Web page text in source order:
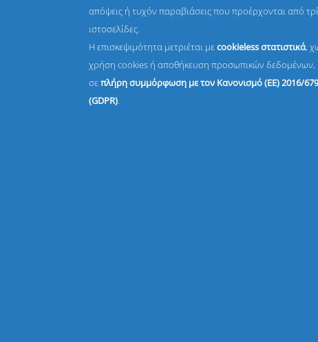
απόψεις ή τυχόν παραβιάσεις που προέρχονται από
ιστοσελίδες.
Η επισκεψιμότητα μετριέται μεcookieless στατιστικά,
χρήση cookies ή αποθήκευση προσωπικών δεδομένων,
σεπλήρη συμμόρφωση με τον Κανονισμό (ΕΕ) 2016/
(GDPR).